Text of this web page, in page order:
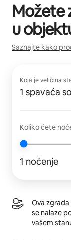
Možete
u
Saznajte kako
Koja je veličina
1 spavaća
Koliko ćete
1 noćenje
Ova
se nalaze
vašem